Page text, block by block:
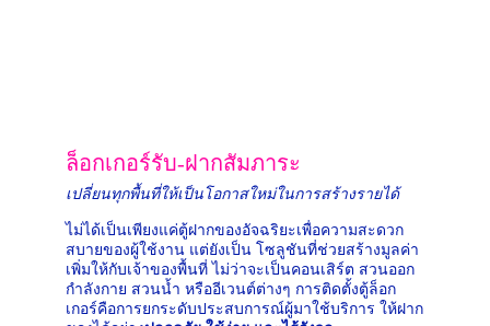
ล็อกเกอร์รับ-ฝากสัมภาระ
เปลี่ยนทุกพื้นที่ให้เป็นโอกาสใหม่ในการสร้างรายได้
ไม่ได้เป็นเพียงแค่ตู้ฝากของอัจฉริยะเพื่อความสะดวก
สบายของผู้ใช้งาน แต่ยังเป็น โซลูชันที่ช่วยสร้างมูลค่า
เพิ่มให้กับเจ้าของพื้นที่ ไม่ว่าจะเป็นคอนเสิร์ต สวนออก
กำลังกาย สวนน้ำ หรืออีเวนต์ต่างๆ การติดตั้งตู้ล็อก
เกอร์คือการยกระดับประสบการณ์ผู้มาใช้บริการ ให้ฝาก